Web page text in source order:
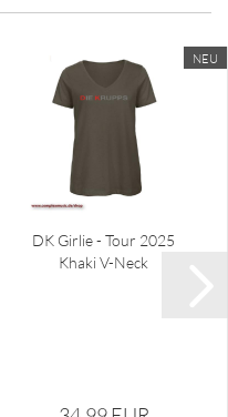
NEU
DK Girlie - Tour 2025
Khaki V-Neck